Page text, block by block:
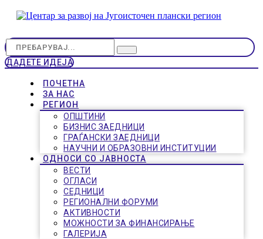
ДАДЕТЕ ИДЕЈА
ПОЧЕТНА
ЗА НАС
РЕГИОН
ОПШТИНИ
БИЗНИС ЗАЕДНИЦИ
ГРАЃАНСКИ ЗАЕДНИЦИ
НАУЧНИ И ОБРАЗОВНИ ИНСТИТУЦИИ
ОДНОСИ СО ЈАВНОСТА
ВЕСТИ
ОГЛАСИ
СЕДНИЦИ
РЕГИОНАЛНИ ФОРУМИ
АКТИВНОСТИ
МОЖНОСТИ ЗА ФИНАНСИРАЊЕ
ГАЛЕРИЈА